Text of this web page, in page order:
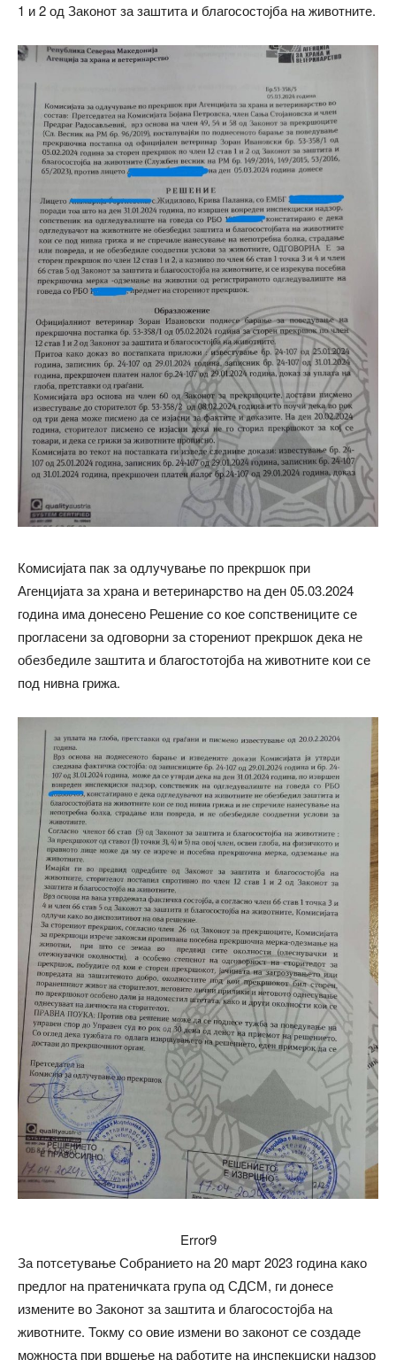
1 и 2 од Законот за заштита и благосостојба на животните.
Комисијата пак за одлучување по прекршок при
Агенцијата за храна и ветеринарство на ден 05.03.2024
година има донесено Решение со кое сопствениците се
прогласени за одговорни за сторениот прекршок дека не
обезбедиле заштита и благостотојба на животните кои се
под нивна грижа.
Error9
За потсетување Собранието на 20 март 2023 година како
предлог на пратеничката група од СДСМ, ги донесе
измените во Законот за заштита и благосостојба на
животните. Токму со овие измени во законот се создаде
можноста при вршење на работите на инспекциски надзор